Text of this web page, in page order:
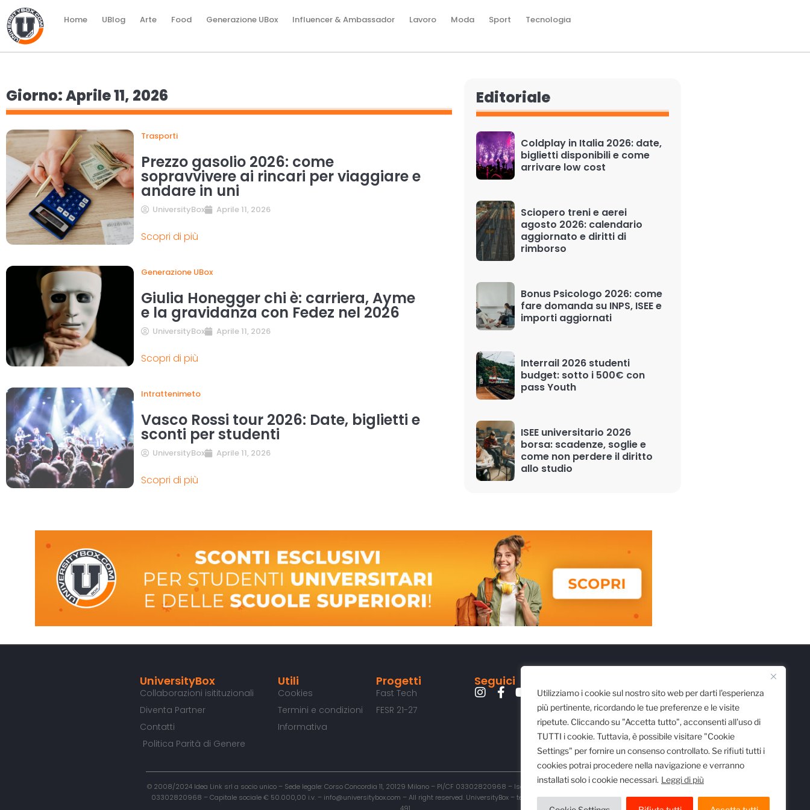
Utilizziamo i cookie sul nostro sito web per darti l'esperienza
più pertinente, ricordando le tue preferenze e le visite
ripetute. Cliccando su "Accetta tutto", acconsenti all'uso di
TUTTI i cookie. Tuttavia, è possibile visitare "Cookie
Settings" per fornire un consenso controllato. Se rifiuti tutti i
cookies potrai procedere nella navigazione e verranno
installati solo i cookie necessari. Leggi di più
Home UBlog Arte Food Generazione UBox Influencer & Ambassador Lavoro Moda Sport Tecnologia
Giorno: Aprile 11, 2026
Trasporti
Prezzo gasolio 2026: come
sopravvivere ai rincari per viaggiare e
andare in uni
UniversityBox Aprile 11, 2026
Scopri di più
Generazione UBox
Giulia Honegger chi è: carriera, Ayme
e la gravidanza con Fedez nel 2026
UniversityBox Aprile 11, 2026
Scopri di più
Intrattenimeto
Vasco Rossi tour 2026: Date, biglietti e
sconti per studenti
UniversityBox Aprile 11, 2026
Scopri di più
Editoriale
Coldplay in Italia 2026: date,
biglietti disponibili e come
arrivare low cost
Sciopero treni e aerei
agosto 2026: calendario
aggiornato e diritti di
rimborso
Bonus Psicologo 2026: come
fare domanda su INPS, ISEE e
importi aggiornati
Interrail 2026 studenti
budget: sotto i 500€ con
pass Youth
ISEE universitario 2026
borsa: scadenze, soglie e
come non perdere il diritto
allo studio
UniversityBox
Collaborazioni isitituzionali
Diventa Partner
Contatti
Politica Parità di Genere
Utili
Cookies
Termini e condizioni
Informativa
Progetti
Fast Tech
FESR 21-27
Seguici
© 2008/2024 Idea Link srl a socio unico – Sede legale: Corso Concordia 11, 20129 Milano – PI/CF 03302820968 – Iscritta al registro delle imprese di Milano al n.
03302820968 – Capitale sociale € 50.000,00 i.v. – info@universitybox.com – All right reserved. UniversityBox – testata registrata al Tribunale di Milano al n.